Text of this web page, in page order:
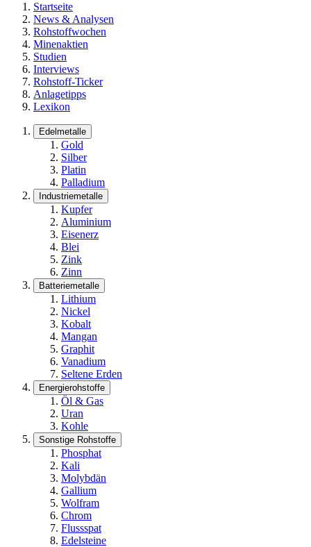
Startseite
News & Analysen
Rohstoffwochen
Minenaktien
Studien
Interviews
Rohstoff-Ticker
Anlagetipps
Lexikon
Edelmetalle
Gold
Silber
Platin
Palladium
Industriemetalle
Kupfer
Aluminium
Eisenerz
Blei
Zink
Zinn
Batteriemetalle
Lithium
Nickel
Kobalt
Mangan
Graphit
Vanadium
Seltene Erden
Energierohstoffe
Öl & Gas
Uran
Kohle
Sonstige Rohstoffe
Phosphat
Kali
Molybdän
Gallium
Wolfram
Chrom
Flussspat
Edelsteine